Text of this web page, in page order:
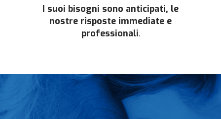
I suoi bisogni sono anticipati, le
nostre risposte immediate e
professionali.